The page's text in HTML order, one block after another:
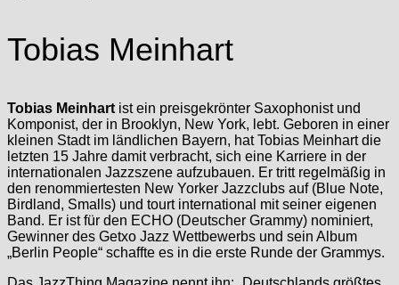
Tobias Meinhart
Tobias Meinhart ist ein preisgekrönter Saxophonist und
Komponist, der in Brooklyn, New York, lebt. Geboren in einer
kleinen Stadt im ländlichen Bayern, hat Tobias Meinhart die
letzten 15 Jahre damit verbracht, sich eine Karriere in der
internationalen Jazzszene aufzubauen. Er tritt regelmäßig in
den renommiertesten New Yorker Jazzclubs auf (Blue Note,
Birdland, Smalls) und tourt international mit seiner eigenen
Band. Er ist für den ECHO (Deutscher Grammy) nominiert,
Gewinner des Getxo Jazz Wettbewerbs und sein Album
„Berlin People“ schaffte es in die erste Runde der Grammys.